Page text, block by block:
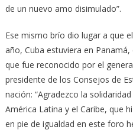
de un nuevo amo disimulado”.
Ese mismo brío dio lugar a que
año, Cuba estuviera en
que fue reconocido por el
presidente de los Consejos de
nación: “Agradezco la
América Latina y el Caribe, que
en pie de igualdad en este foro